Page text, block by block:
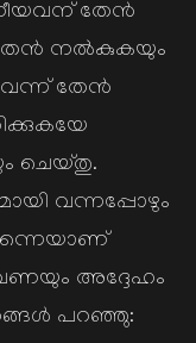
തേന്‍
നല്‍കുകയും
വന്ന് തേന്‍
ചെയ്തു.
വന്നപ്പോഴും
അദ്ദേഹം
പറഞ്ഞു: